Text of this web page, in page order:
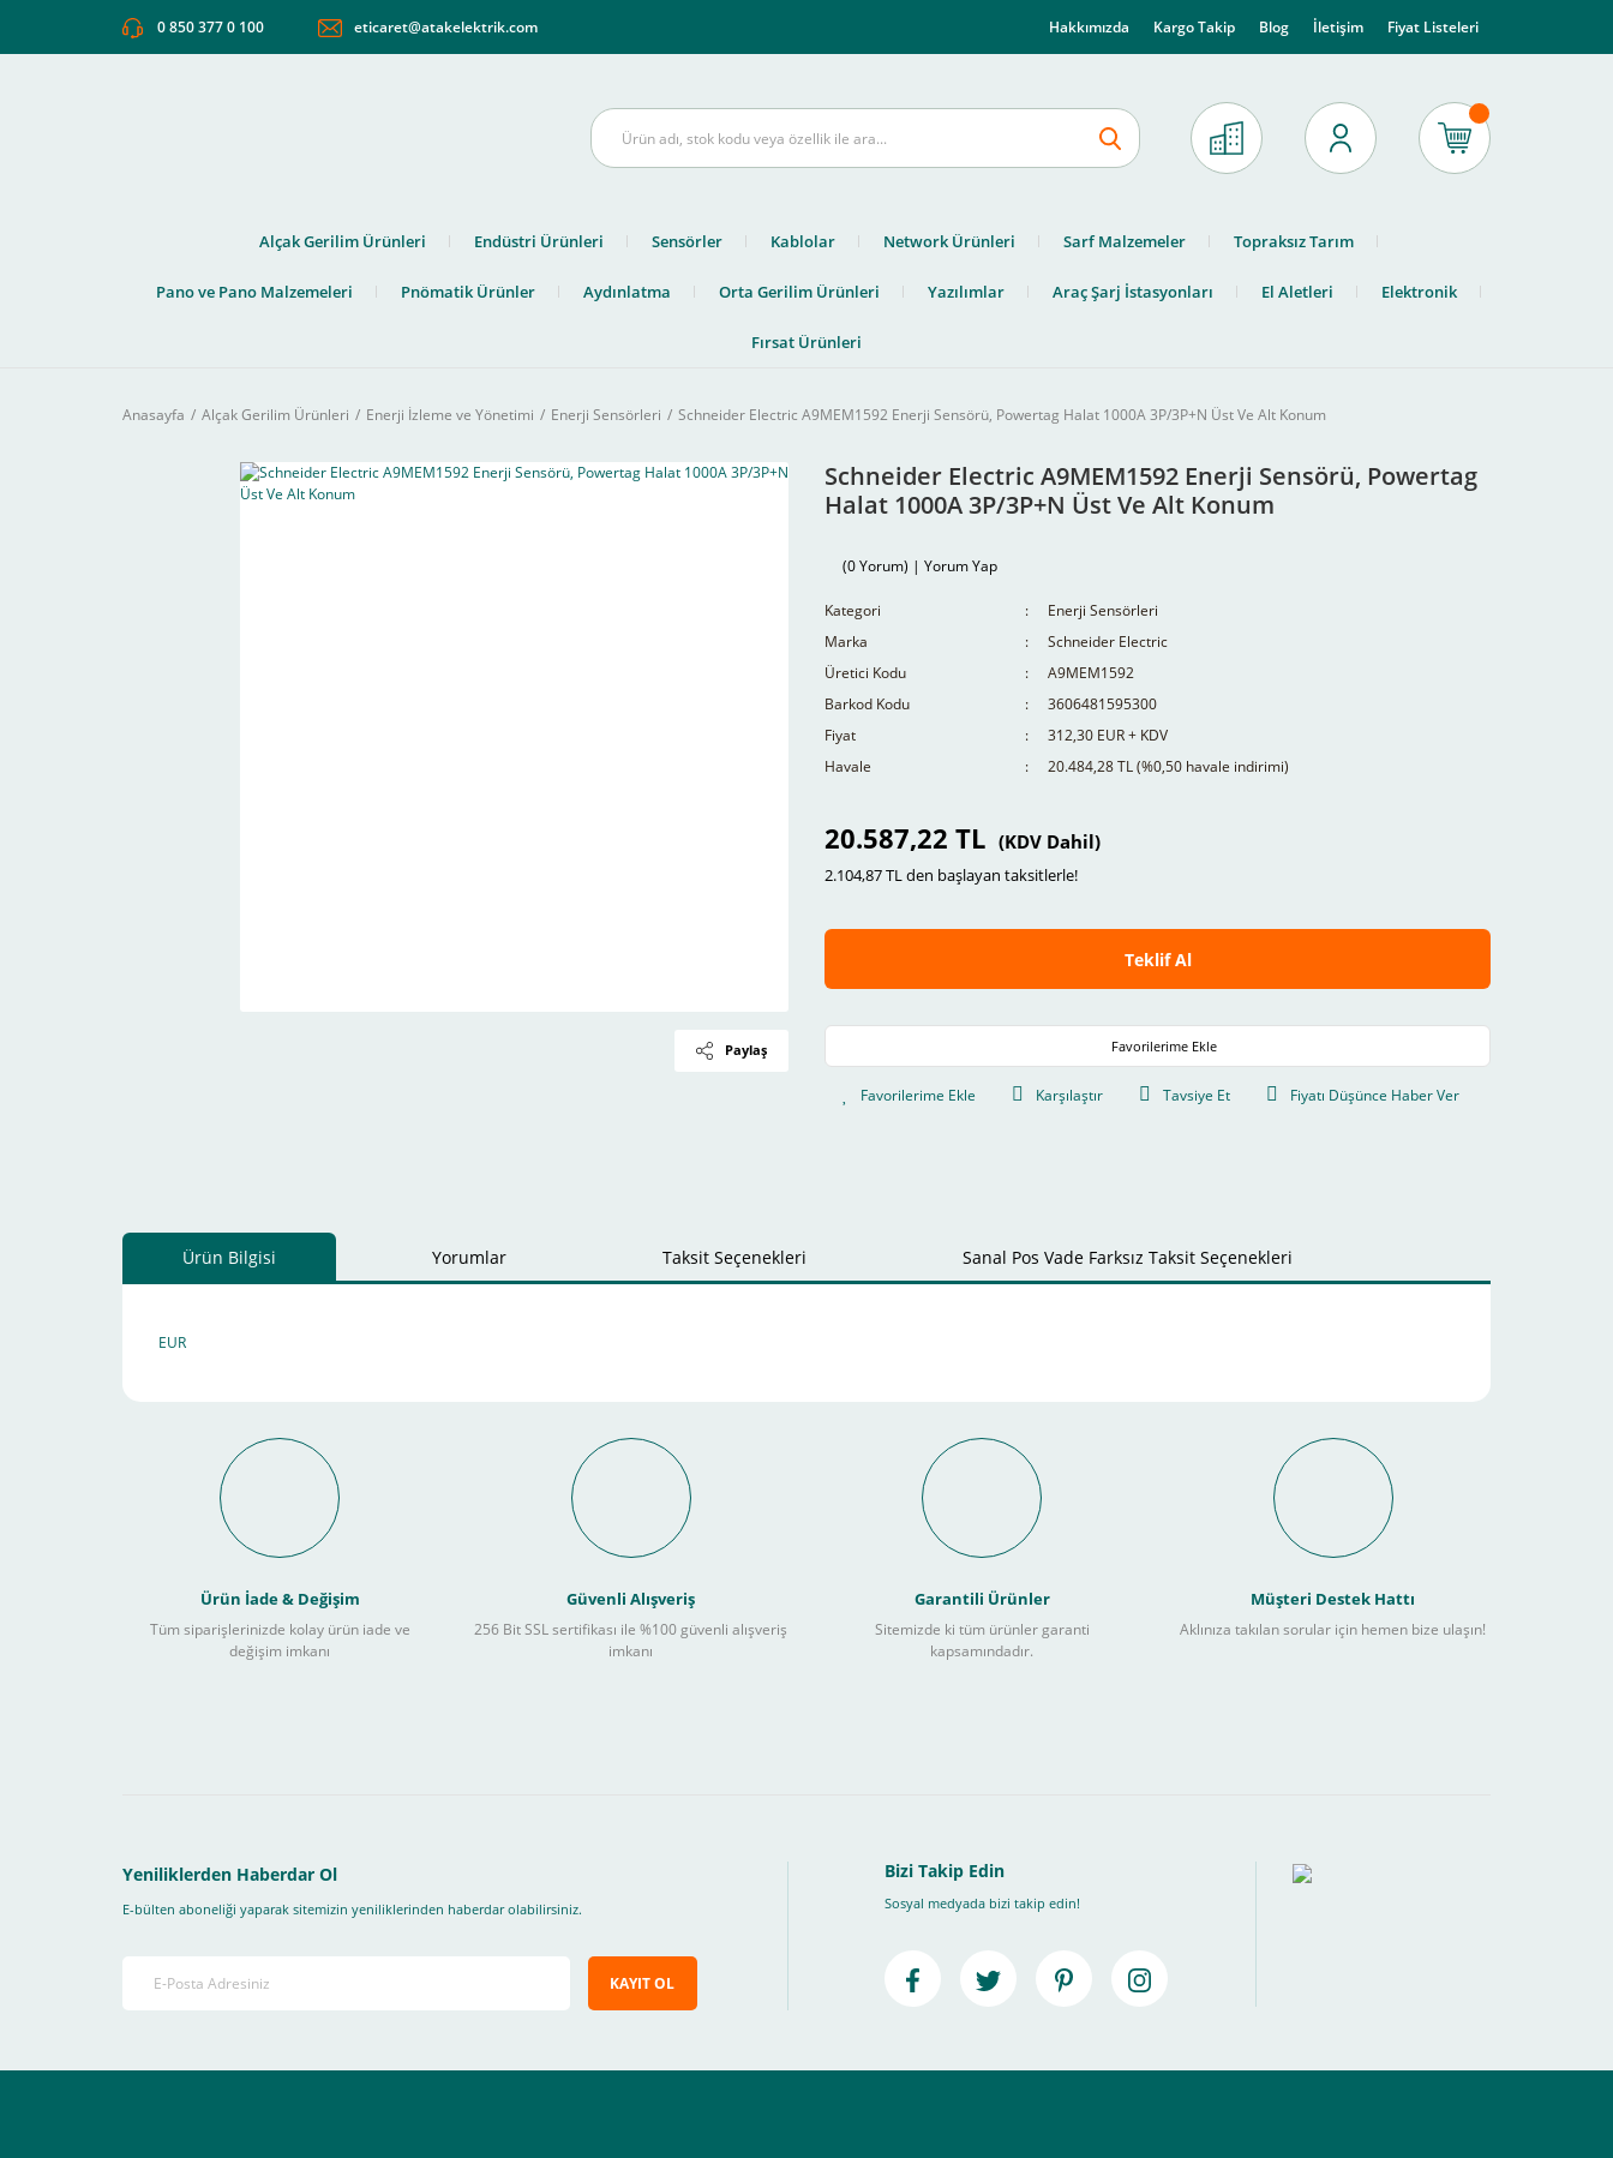
0 850 377 0 100 eticaret@atakelektrik.com Hakkımızda Kargo Takip Blog İletişim Fiyat Listeleri
Alçak Gerilim Ürünleri Endüstri Ürünleri Sensörler Kablolar Network Ürünleri Sarf Malzemeler Topraksız Tarım
Pano ve Pano Malzemeleri Pnömatik Ürünler Aydınlatma Orta Gerilim Ürünleri Yazılımlar Araç Şarj İstasyonları El Aletleri Elektronik
Fırsat Ürünleri
Anasayfa Alçak Gerilim Ürünleri Enerji İzleme ve Yönetimi Enerji Sensörleri Schneider Electric A9MEM1592 Enerji Sensörü, Powertag Halat 1000A 3P/3P+N Üst Ve Alt Konum
Paylaş
Schneider Electric A9MEM1592 Enerji Sensörü, Powertag
Halat 1000A 3P/3P+N Üst Ve Alt Konum
(0 Yorum) | Yorum Yap
Kategori
Enerji Sensörleri
Marka
Schneider Electric
Üretici Kodu
A9MEM1592
Barkod Kodu
3606481595300
Fiyat
312,30 EUR + KDV
Havale
20.484,28 TL (%0,50 havale indirimi)
20.587,22 TL (KDV Dahil)
2.104,87 TL den başlayan taksitlerle!
Teklif Al
Karşılaştır Tavsiye Et Fiyatı Düşünce Haber Ver
Ürün Bilgisi Yorumlar Taksit Seçenekleri Sanal Pos Vade Farksız Taksit Seçenekleri
EUR
Schneider Electric Sanal POS ile Vade Farksız Taksit Ödeme İmkanı Nasıl
Kullanılır ?
Sitemizden yapacağınız tüm alışverişlerde aşağıdaki adımları takip ederek peşin fiyatına 3 Taksit seçenekleri bankaya göre değişebilir
4-Son olarak siparişi vermiş olduğunuz e-posta adresinize ileteceğimiz link üzerinden tıklayarak 3D Secure güvenli ödeme ile ödemenizi tamamlayabilirsiniz ,
Ürün İade & Değişim
Tüm siparişlerinizde kolay ürün iade ve
değişim imkanı
Güvenli Alışveriş
256 Bit SSL sertifikası ile %100 güvenli alışveriş
imkanı
Garantili Ürünler
Sitemizde ki tüm ürünler garanti
kapsamındadır.
Müşteri Destek Hattı
Aklınıza takılan sorular için hemen bize ulaşın!
Yeniliklerden Haberdar Ol
E-bülten aboneliği yaparak sitemizin yeniliklerinden haberdar olabilirsiniz.
KAYIT OL
Bizi Takip Edin
Sosyal medyada bizi takip edin!